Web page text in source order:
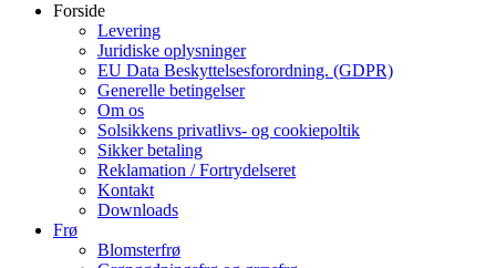
Forside
Levering
Juridiske oplysninger
EU Data Beskyttelsesforordning. (GDPR)
Generelle betingelser
Om os
Solsikkens privatlivs- og cookiepoltik
Sikker betaling
Reklamation / Fortrydelseret
Kontakt
Downloads
Frø
Blomsterfrø